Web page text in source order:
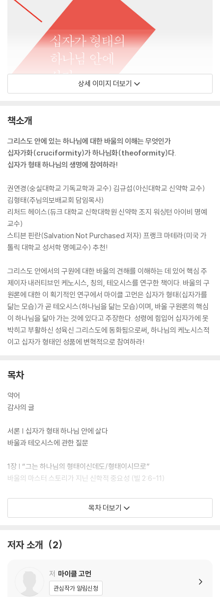
상세 이미지 더보기
책소개
그리스도 안에 있는 하나님에 대한 바울의 이해는 무엇인가
십자가화(cruciformity)가 하나님화(theoformity)다.
십자가 형태 하나님의 생명에 참여하라!
권연경(숭실대학교 기독교학과 교수) 김규섭(아신대학교 신약학 교수)
김형태(주님의보배교회 담임목사)
리처드 헤이스(듀크 대학교 신학대학원 신약학 조지 워싱턴 아이비 명예
교수)
스티븐 핀란(Salvation Not Purchased 저자) 프랭크 마테라(미국 가
톨릭 대학교 성서학 명예교수) 추천!
그리스도 안에서의 구원에 대한 바울의 견해를 이해하는 데 있어 핵심 주
제이자 내러티브인 케노시스, 칭의, 테오시스를 연구한 책이다. 바울의 구
원론에 대한 이 획기적인 연구에서 마이클 고먼은 십자가 형태(십자가를
닮는 모습)가 곧 테오시스(하나님을 닮는 모습)이며, 바울 구원론의 핵심
이 하나님을 닮아 가는 것에 있다고 주장한다. 성령에 힘입어 십자가에 못
박히고 부활하신 성육신 그리스도에 동화됨으로써, 하나님의 케노시스적
이고 십자가 형태인 성품에 변혁적으로 참여하라!
목차
약어
감사의 글
서론 | 십자가 형태 하나님 안에 살다
바울과 테오시스에 관한 질문
1장 | “그는 하나님의 형태이신데도/형태이시므로”
바울의 마스터 스토리가 지닌 신학적 중요성 (빌 2:6-11)
2장 | “믿음으로 의롭게 되다/그리스도와 함께 십자가에 못 박히다”
‘함께 십자가에 못 박힘’에 의한 칭의: 바울 구원론의 논리
거룩함을 테오시스로: 바울의 삼위일체론적 재구성
4장 | “우리가 원수 되었을 때에”
바울, 부활 그리고 폭력의 종말
목차 더보기
저자 소개 2
저 마이클 고먼
관심작가 알림신청